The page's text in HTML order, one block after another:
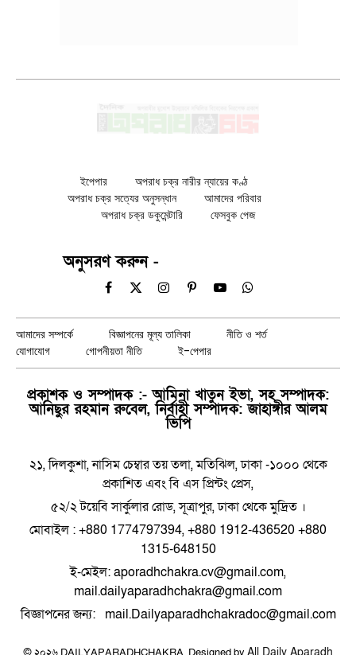
ইপেপার
অপরাধ চক্র নারীর ন্যায়ের কণ্ঠ
অপরাধ চক্র সত্যের অনুসন্ধান
আমাদের পরিবার
অপরাধ চক্র ডকুমেন্টারি
ফেসবুক পেজ
অনুসরণ করুন -
Facebook
X
InstagramPinterestYouTubeWhatsApp
আমাদের সম্পর্কে বিজ্ঞাপনের মূল্য তালিকা
নীতি ও শর্ত
যোগাযোগ
গোপনীয়তা নীতি ই-পেপার
প্রকাশক ও সম্পাদক :- আমিনা খাতুন ইভা, সহ সম্পাদক:
আনিছুর রহমান রুবেল, নির্বাহী সম্পাদক: জাহাঙ্গীর আলম
ভিপি
২১, দিলকুশা, নাসিম চেম্বার তয় তলা, মতিঝিল, ঢাকা -১০০০ থেকে
প্রকাশিত এবং বি এস প্রিন্টং প্রেস,
৫২/২ টয়েবি সার্কুলার রোড, সূত্রাপুর, ঢাকা থেকে মুদ্রিত ।
মোবাইল : +880 1774797394, +880 1912-436520 +880
1315-648150
ই-মেইল: aporadhchakra.cv@gmail.com,
mail.dailyaparadhchakra@gmail.com
বিজ্ঞাপনের জন্য: mail.Dailyaparadhchakradoc@gmail.com